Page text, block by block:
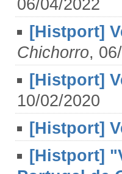
06/04/2022
[Histport]
Chichorro,
[Histport]
10/02/2020
[Histport]
[Histport]